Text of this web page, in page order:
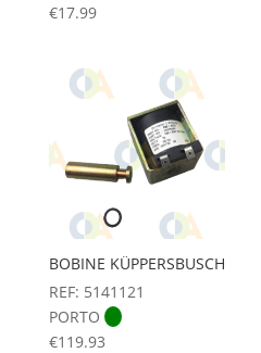
€17.99
BOBINE KÜPPERSBUSCH
REF: 5141121
PORTO
€119.93